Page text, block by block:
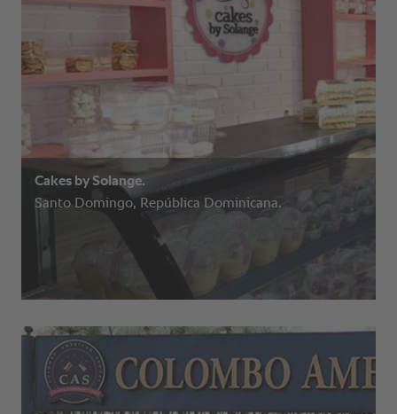
Cakes by Solange.
Santo Domingo, República Dominicana.